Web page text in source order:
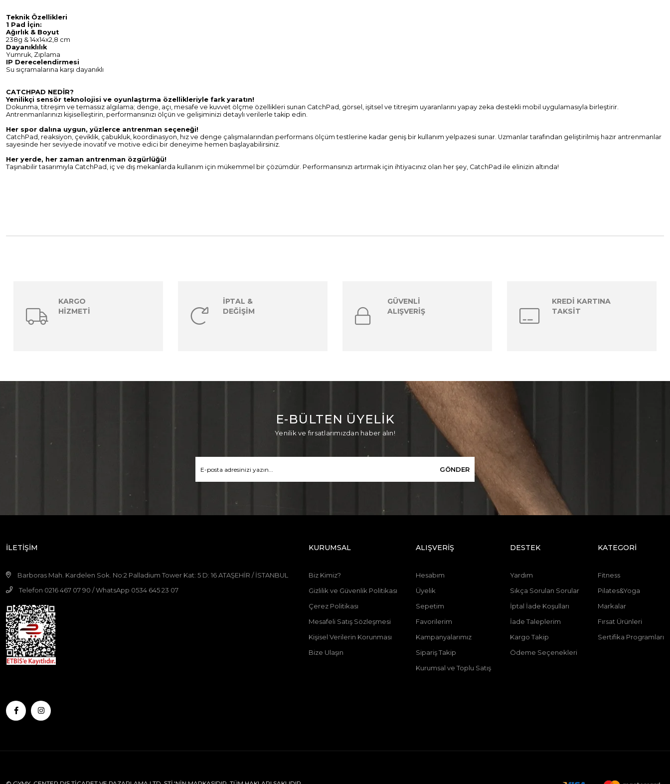
Teknik Özellikleri
1 Pad İçin:
Ağırlık & Boyut
238g & 14x14x2,8 cm
Dayanıklılık
Yumruk, Zıplama
IP Derecelendirmesi
Su sıçramalarına karşı dayanıklı
CATCHPAD NEDİR?
Yenilikçi sensör teknolojisi ve oyunlaştırma özellikleriyle fark yaratın!
Dokunma, titreşim ve temassız algılama; denge, açı, mesafe ve kuvvet ölçme özellikleri sunan CatchPad, görsel, işitsel ve titreşim uyaranlarını yapay zeka destekli mobil uygulamasıyla birleştirir.
Antrenmanlarınızı kişiselleştirin, performansınızı ölçün ve gelişiminizi detaylı verilerle takip edin.
Her spor dalına uygun, yüzlerce antrenman seçeneği!
CatchPad, reaksiyon, çeviklik, çabukluk, koordinasyon, hız ve denge çalışmalarından performans ölçüm testlerine kadar geniş bir kullanım yelpazesi sunar. Uzmanlar tarafından geliştirilmiş hazır antrenmanlar
sayesinde her seviyede inovatif ve motive edici bir deneyime hemen başlayabilirsiniz.
Her yerde, her zaman antrenman özgürlüğü!
Taşınabilir tasarımıyla CatchPad, iç ve dış mekanlarda kullanım için mükemmel bir çözümdür. Performansınızı artırmak için ihtiyacınız olan her şey, CatchPad ile elinizin altında!
KARGO
HİZMETİ
İPTAL &
DEĞİŞİM
GÜVENLİ
ALIŞVERİŞ
KREDİ KARTINA
TAKSİT
E-BÜLTEN ÜYELİK
Yenilik ve fırsatlarımızdan haber alın!
GÖNDER
İLETİŞİM
Barboras Mah. Kardelen Sok. No:2 Palladium Tower Kat: 5 D: 16 ATAŞEHİR / İSTANBUL
Telefon 0216 467 07 90 / WhatsApp 0534 645 23 07
KURUMSAL
Biz Kimiz?
Gizlilik ve Güvenlik Politikası
Çerez Politikası
Mesafeli Satış Sözleşmesi
Kişisel Verilerin Korunması
Bize Ulaşın
ALIŞVERİŞ
Hesabım
Üyelik
Sepetim
Favorilerim
Kampanyalarımız
Sipariş Takip
Kurumsal ve Toplu Satış
DESTEK
Yardım
Sıkça Sorulan Sorular
İptal İade Koşulları
İade Taleplerim
Kargo Takip
Ödeme Seçenekleri
KATEGORİ
Fitness
Pilates&Yoga
Markalar
Fırsat Ürünleri
Sertifika Programları